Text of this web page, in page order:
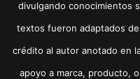
divulgando conocimientos
textos fueron adaptados
crédito al autor anotado en
apoyo a marca, producto,